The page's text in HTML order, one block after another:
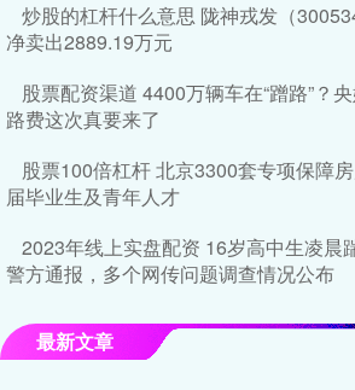
炒股的杠杆什么意思 陇神戎发（
净卖出2889.19万元
股票配资渠道 4400万辆车在“蹭路”？
路费这次真要来了
股票100倍杠杆 北京3300套专项保障
届毕业生及青年人才
2023年线上实盘配资 16岁高中生凌晨
警方通报，多个网传问题调查情况公布
最新文章